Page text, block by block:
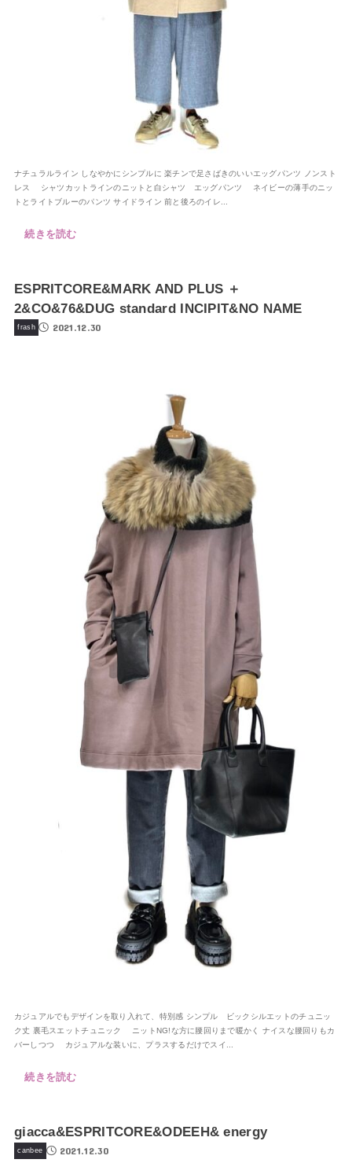
ナチュラルライン しなやかにシンプルに 楽チンで足さばきのいいエッグパンツ ノンスト
レス シャツカットラインのニットと白シャツ エッグパンツ ネイビーの薄手のニッ
トとライトブルーのパンツ サイドライン 前と後ろのイレ...
続きを読む
ESPRITCORE&MARK AND PLUS ＋
2&CO&76&DUG standard INCIPIT&NO NAME
frash 2021.12.30
カジュアルでもデザインを取り入れて、特別感 シンプル ビックシルエットのチュニッ
ク丈 裏毛スエットチュニック ニットNG!な方に腰回りまで暖かく ナイスな腰回りもカ
バーしつつ カジュアルな装いに、プラスするだけでスイ...
続きを読む
giacca&ESPRITCORE&ODEEH& energy
canbee 2021.12.30